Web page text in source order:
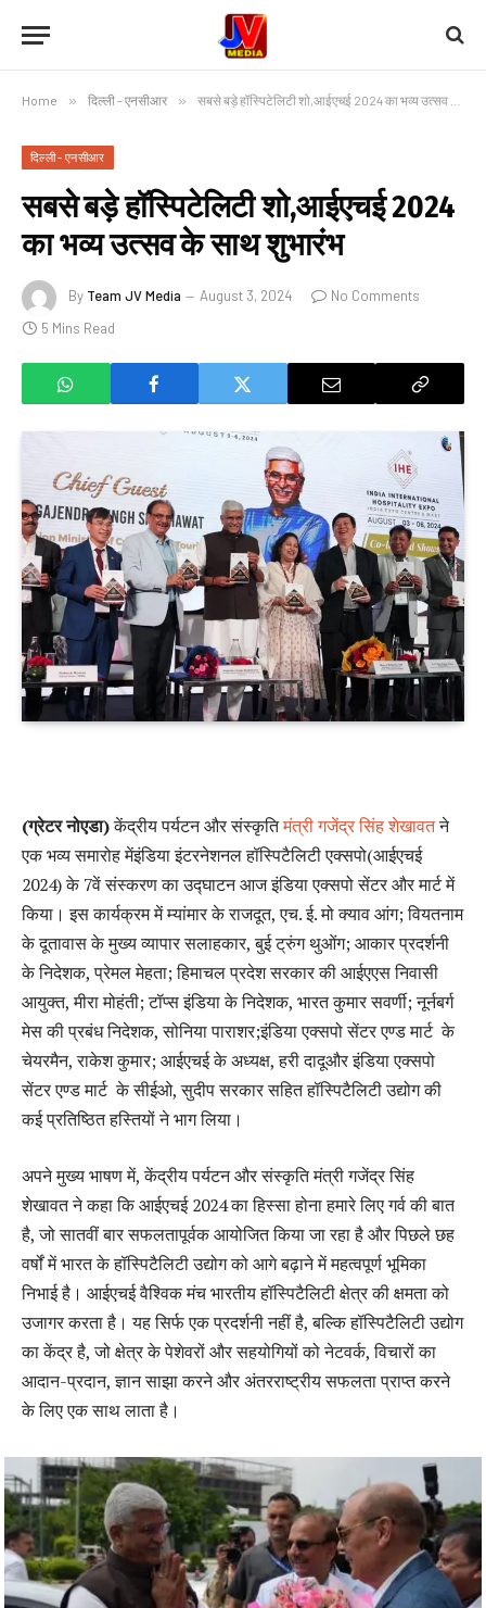
Home » दिल्ली - एनसीआर » सबसे बड़े हॉस्पिटेलिटी शो,आईएचई 2024 का भव्य उत्सव के साथ शुभारंभ
दिल्ली - एनसीआर
सबसे बड़े हॉस्पिटेलिटी शो,आईएचई 2024
का भव्य उत्सव के साथ शुभारंभ
By Team JV Media August 3, 2024
No Comments
5 Mins Read
(ग्रेटर नोएडा)केंद्रीय पर्यटन और संस्कृतिमंत्री गजेंद्र सिंह शेखावतने
एक भव्य समारोह मेंइंडिया इंटरनेशनल हॉस्पिटैलिटी एक्सपो(आईएचई
2024) के 7वें संस्करण का उद्घाटन आज इंडिया एक्सपो सेंटर और मार्ट में
किया। इस कार्यक्रम में म्यांमार के राजदूत, एच. ई. मो क्याव आंग; वियतनाम
के दूतावास के मुख्य व्यापार सलाहकार, बुई ट्रुंग थुओंग; आकार प्रदर्शनी
के निदेशक, प्रेमल मेहता; हिमाचल प्रदेश सरकार की आईएएस निवासी
आयुक्त, मीरा मोहंती; टॉप्स इंडिया के निदेशक, भारत कुमार सवर्णी; नूर्नबर्ग
मेस की प्रबंध निदेशक, सोनिया पाराशर;इंडिया एक्सपो सेंटर एण्ड मार्ट के
चेयरमैन, राकेश कुमार; आईएचई के अध्यक्ष, हरी दादूऔर इंडिया एक्सपो
सेंटर एण्ड मार्ट के सीईओ, सुदीप सरकार सहित हॉस्पिटैलिटी उद्योग की
कई प्रतिष्ठित हस्तियों ने भाग लिया।
अपने मुख्य भाषण में, केंद्रीय पर्यटन और संस्कृति मंत्री गजेंद्र सिंह
शेखावत ने कहा कि आईएचई 2024 का हिस्सा होना हमारे लिए गर्व की बात
है, जो सातवीं बार सफलतापूर्वक आयोजित किया जा रहा है और पिछले छह
वर्षों में भारत के हॉस्पिटैलिटी उद्योग को आगे बढ़ाने में महत्वपूर्ण भूमिका
निभाई है। आईएचई वैश्विक मंच भारतीय हॉस्पिटैलिटी क्षेत्र की क्षमता को
उजागर करता है। यह सिर्फ एक प्रदर्शनी नहीं है, बल्कि हॉस्पिटैलिटी उद्योग
का केंद्र है, जो क्षेत्र के पेशेवरों और सहयोगियों को नेटवर्क, विचारों का
आदान-प्रदान, ज्ञान साझा करने और अंतरराष्ट्रीय सफलता प्राप्त करने
के लिए एक साथ लाता है।